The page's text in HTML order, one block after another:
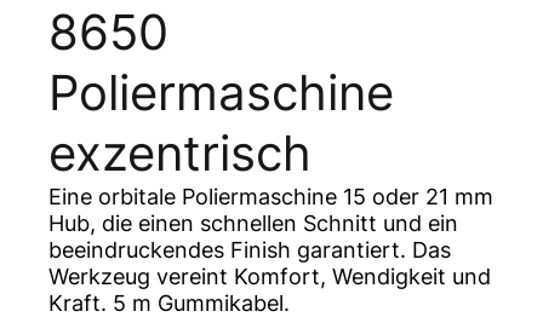
8650
Poliermaschine
exzentrisch
Eine orbitale Poliermaschine 15 oder 21 mm
Hub, die einen schnellen Schnitt und ein
beeindruckendes Finish garantiert. Das
Werkzeug vereint Komfort, Wendigkeit und
Kraft. 5 m Gummikabel.